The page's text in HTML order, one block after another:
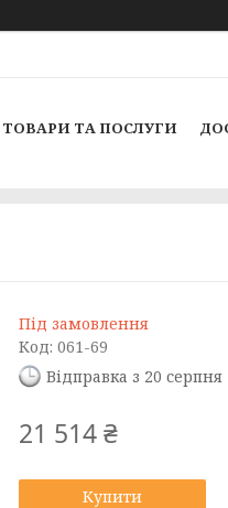
ТОВАРИ ТА ПОСЛУГИ
Під замовлення
Код: 061-69
Відправка з 20 серпня
21 514 ₴
Купити